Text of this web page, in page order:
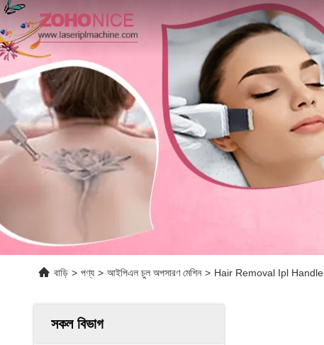
বাড়ি > পণ্য > আইপিএল চুল অপসারণ মেশিন > Hair Removal Ipl Handle
সকল বিভাগ